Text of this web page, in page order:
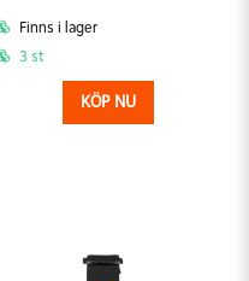
Finns i lager
3 st
KÖP NU